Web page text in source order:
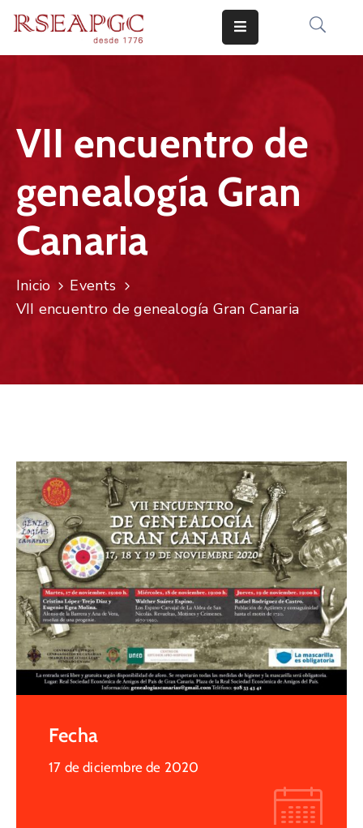
COMUNICADOS
CONOCERNOS
EDICIONES
CONTACTO
VII encuentro de
genealogía Gran
Canaria
Inicio
Events
VII encuentro de genealogía Gran Canaria
Fecha
17 de diciembre de 2020